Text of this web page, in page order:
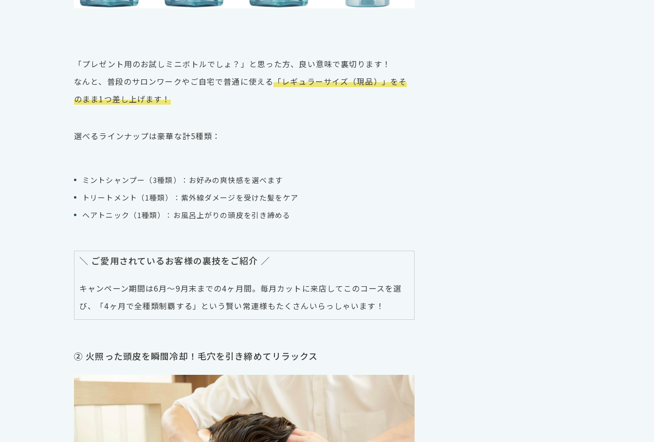
「プレゼント用のお試しミニボトルでしょ？」と思った方、良い意味で裏切ります！
なんと、普段のサロンワークやご自宅で普通に使える「レギュラーサイズ（現品）」をそ
のまま1つ差し上げます！
選べるラインナップは豪華な計5種類：
ミントシャンプー（3種類）：お好みの爽快感を選べます
トリートメント（1種類）：紫外線ダメージを受けた髪をケア
ヘアトニック（1種類）：お風呂上がりの頭皮を引き締める
＼ ご愛用されているお客様の裏技をご紹介 ／
キャンペーン期間は6月〜9月末までの4ヶ月間。毎月カットに来店してこのコースを選
び、「4ヶ月で全種類制覇する」という賢い常連様もたくさんいらっしゃいます！
② 火照った頭皮を瞬間冷却！毛穴を引き締めてリラックス